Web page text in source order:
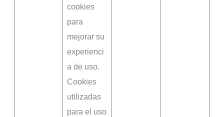
cookies
para
mejorar su
experienci
a de uso.
Cookies
utilizadas
para el uso